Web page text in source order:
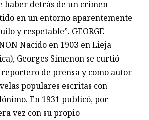
haber detrás de un crimen
en un entorno aparentemente
y respetable”. GEORGE
Nacido en 1903 en Lieja
Georges Simenon se curtió
reportero de prensa y como autor
populares escritas con
En 1931 publicó, por
vez con su propio